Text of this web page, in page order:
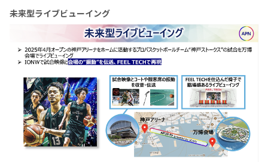
未来型ライブビューイング